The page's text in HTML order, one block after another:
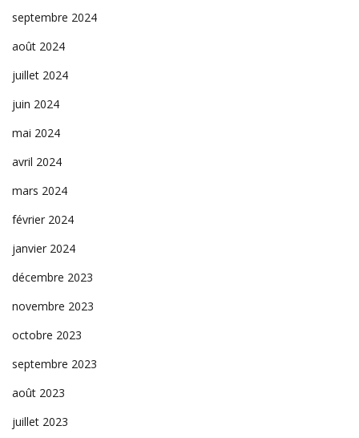
septembre 2024
août 2024
juillet 2024
juin 2024
mai 2024
avril 2024
mars 2024
février 2024
janvier 2024
décembre 2023
novembre 2023
octobre 2023
septembre 2023
août 2023
juillet 2023